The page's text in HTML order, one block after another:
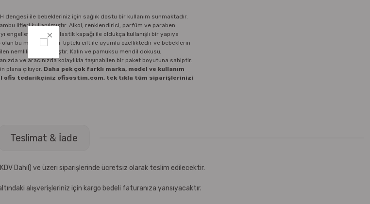
ile bebekleriniz için sağlık dostu bir kullanım sunmaktadır.
lifleri kullanılmıştır. Alkol, renklendirici, parfüm ve paraben
pratik plastik kapağı ile oldukça kullanışlı bir yapıya
bu mendiller, her tipteki cilt ile uyumlu özelliktedir ve bebeklerin
nemlilik sağlanmıştır. Kalın ve pamuksu mendil dokusu,
ve aracınızda kolaylıkla taşınabilen bir paket boyutuna sahiptir.
plana çıkıyor. Daha pek çok farklı marka, model ve kullanım
ofis tedarikçiniz ofisostim.com, tek tıkla tüm siparişlerinizi
Teslimat & İade
Dahil) ve üzeri siparişlerinde ücretsiz olarak teslim edilecektir.
alışverişleriniz için kargo bedeli faturanıza yansıyacaktır.